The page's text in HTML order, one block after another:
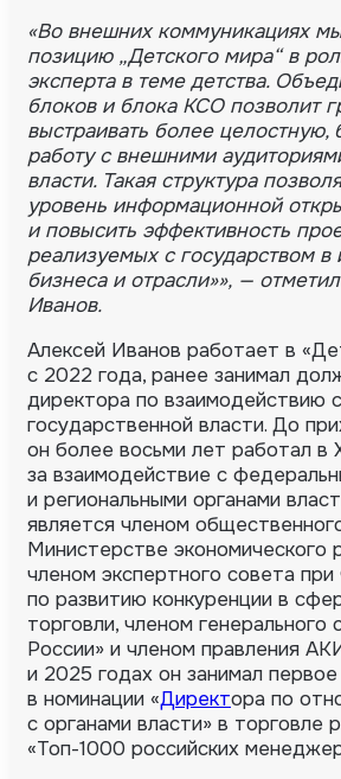
«Во внешних коммуникациях
позицию „Детского мира“ в
эксперта в теме детства.
блокови блока КСО позволит
выстраивать более целостную,
работу с внешними
власти. Такая структура
уровень информационной
и повысить эффективность
реализуемых с государством в
бизнеса и отрасли»», —
Иванов.
Алексей Иванов работает в
с 2022 года, ранее занимал
директора по взаимодействию
государственной власти. До
он более восьми лет работал в
за взаимодействие с
и региональными органами
является членом
Министерстве экономического
членом экспертного совета
по развитию конкуренции в
торговли, членом генерального
России» и членом правления
и 2025 годах он занимал
в номинации «Директора по
с органами власти» в торговле
«Топ-1000 российских